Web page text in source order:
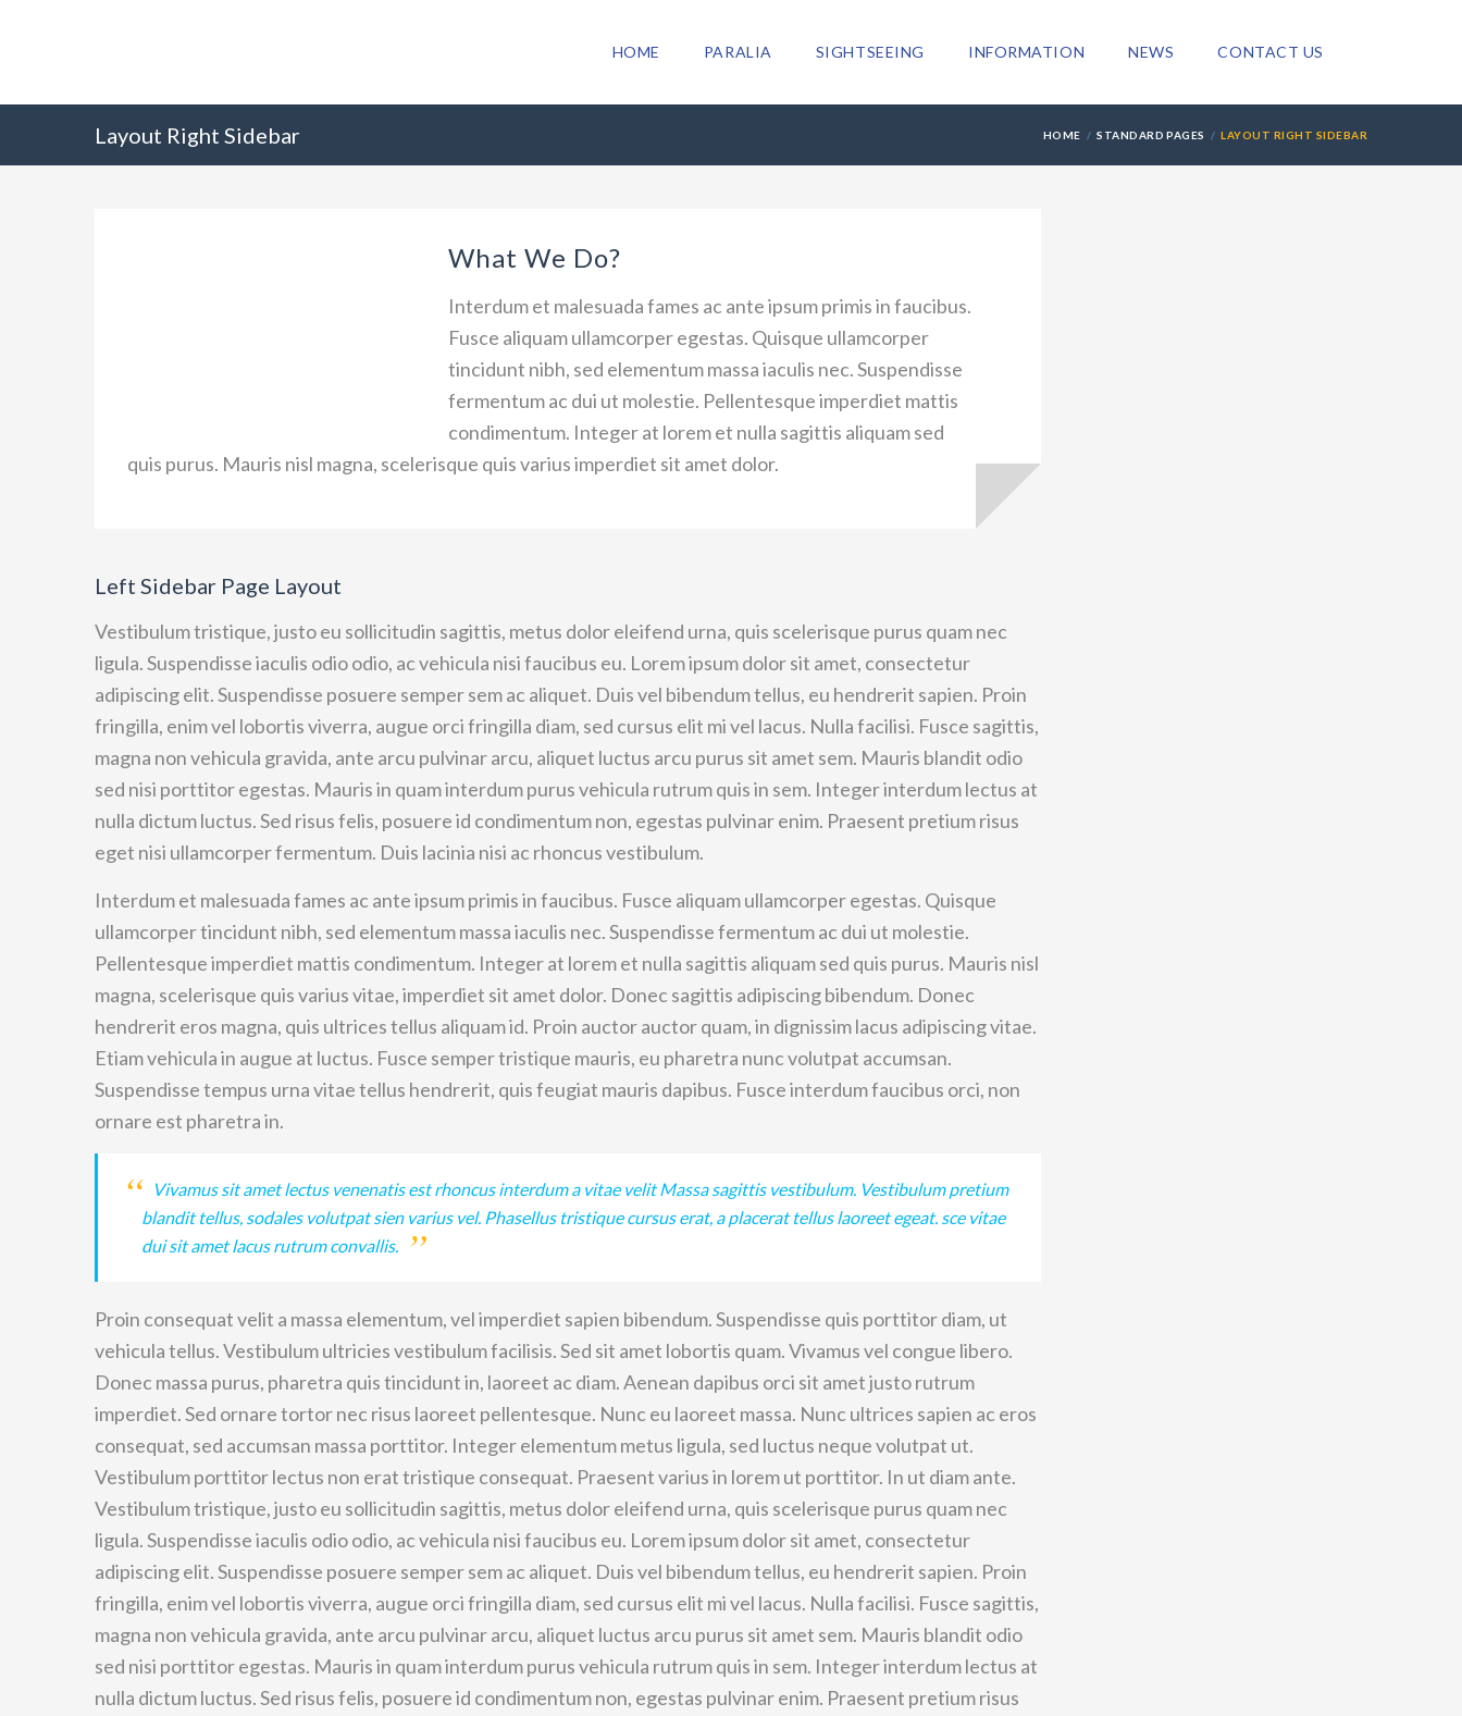
HOME PARALIA SIGHTSEEING INFORMATION NEWS CONTACT US
Layout Right Sidebar HOME STANDARD PAGES LAYOUT RIGHT SIDEBAR
What We Do?
Interdum et malesuada fames ac ante ipsum primis in faucibus.
Fusce aliquam ullamcorper egestas. Quisque ullamcorper
tincidunt nibh, sed elementum massa iaculis nec. Suspendisse
fermentum ac dui ut molestie. Pellentesque imperdiet mattis
condimentum. Integer at lorem et nulla sagittis aliquam sed
quis purus. Mauris nisl magna, scelerisque quis varius imperdiet sit amet dolor.
Left Sidebar Page Layout
Vestibulum tristique, justo eu sollicitudin sagittis, metus dolor eleifend urna, quis scelerisque purus quam nec
ligula. Suspendisse iaculis odio odio, ac vehicula nisi faucibus eu. Lorem ipsum dolor sit amet, consectetur
adipiscing elit. Suspendisse posuere semper sem ac aliquet. Duis vel bibendum tellus, eu hendrerit sapien. Proin
fringilla, enim vel lobortis viverra, augue orci fringilla diam, sed cursus elit mi vel lacus. Nulla facilisi. Fusce sagittis,
magna non vehicula gravida, ante arcu pulvinar arcu, aliquet luctus arcu purus sit amet sem. Mauris blandit odio
sed nisi porttitor egestas. Mauris in quam interdum purus vehicula rutrum quis in sem. Integer interdum lectus at
nulla dictum luctus. Sed risus felis, posuere id condimentum non, egestas pulvinar enim. Praesent pretium risus
eget nisi ullamcorper fermentum. Duis lacinia nisi ac rhoncus vestibulum.
Interdum et malesuada fames ac ante ipsum primis in faucibus. Fusce aliquam ullamcorper egestas. Quisque
ullamcorper tincidunt nibh, sed elementum massa iaculis nec. Suspendisse fermentum ac dui ut molestie.
Pellentesque imperdiet mattis condimentum. Integer at lorem et nulla sagittis aliquam sed quis purus. Mauris nisl
magna, scelerisque quis varius vitae, imperdiet sit amet dolor. Donec sagittis adipiscing bibendum. Donec
hendrerit eros magna, quis ultrices tellus aliquam id. Proin auctor auctor quam, in dignissim lacus adipiscing vitae.
Etiam vehicula in augue at luctus. Fusce semper tristique mauris, eu pharetra nunc volutpat accumsan.
Suspendisse tempus urna vitae tellus hendrerit, quis feugiat mauris dapibus. Fusce interdum faucibus orci, non
ornare est pharetra in.
Vivamus sit amet lectus venenatis est rhoncus interdum a vitae velit Massa sagittis vestibulum. Vestibulum pretium
blandit tellus, sodales volutpat sien varius vel. Phasellus tristique cursus erat, a placerat tellus laoreet egeat. sce vitae
dui sit amet lacus rutrum convallis.
Proin consequat velit a massa elementum, vel imperdiet sapien bibendum. Suspendisse quis porttitor diam, ut
vehicula tellus. Vestibulum ultricies vestibulum facilisis. Sed sit amet lobortis quam. Vivamus vel congue libero.
Donec massa purus, pharetra quis tincidunt in, laoreet ac diam. Aenean dapibus orci sit amet justo rutrum
imperdiet. Sed ornare tortor nec risus laoreet pellentesque. Nunc eu laoreet massa. Nunc ultrices sapien ac eros
consequat, sed accumsan massa porttitor. Integer elementum metus ligula, sed luctus neque volutpat ut.
Vestibulum porttitor lectus non erat tristique consequat. Praesent varius in lorem ut porttitor. In ut diam ante.
Vestibulum tristique, justo eu sollicitudin sagittis, metus dolor eleifend urna, quis scelerisque purus quam nec
ligula. Suspendisse iaculis odio odio, ac vehicula nisi faucibus eu. Lorem ipsum dolor sit amet, consectetur
adipiscing elit. Suspendisse posuere semper sem ac aliquet. Duis vel bibendum tellus, eu hendrerit sapien. Proin
fringilla, enim vel lobortis viverra, augue orci fringilla diam, sed cursus elit mi vel lacus. Nulla facilisi. Fusce sagittis,
magna non vehicula gravida, ante arcu pulvinar arcu, aliquet luctus arcu purus sit amet sem. Mauris blandit odio
sed nisi porttitor egestas. Mauris in quam interdum purus vehicula rutrum quis in sem. Integer interdum lectus at
nulla dictum luctus. Sed risus felis, posuere id condimentum non, egestas pulvinar enim. Praesent pretium risus